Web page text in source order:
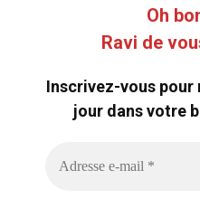
Oh
Ravi de
Inscrivez-vous
jour dans votre